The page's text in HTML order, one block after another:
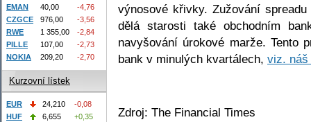
výnosové křivky. Zužování
dělá starosti také obchodním
navyšování úrokové marže. Tento
bank v minulých kvartálech, viz.
Zdroj: The Financial Times
EMAN 40,00
-4,76
CZGCE
976,00
-3,56
RWE
1 355,00
-2,84
PILLE
107,00
-2,73
NOKIA
209,20 -2,70
Kurzovní lístek
EUR 24,210
-0,08
HUF
6,655
+0,35